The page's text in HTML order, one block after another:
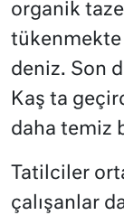
organik
deniz. Son
Kaş ta
daha temiz
Tatilciler
çalışanlar